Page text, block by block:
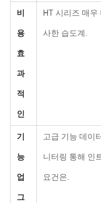
비
용
효
과
적
인
HT 시리즈 매우
사한 습도계.
기
능
업
그
고급 기능 데이
니터링 통해 인
요건은.